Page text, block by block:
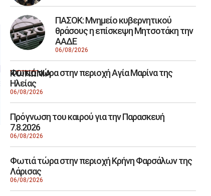
ΠΑΣΟΚ: Μνημείο κυβερνητικού
θράσους η επίσκεψη Μητσοτάκη την
ΑΑΔΕ
06/08/2026
ΚΟΙΝΩΝΙΑ
Φωτιά τώρα στην περιοχή Αγία Μαρίνα της
Ηλείας
06/08/2026
Πρόγνωση του καιρού για την Παρασκευή
7.8.2026
06/08/2026
Φωτιά τώρα στην περιοχή Κρήνη Φαρσάλων της
Λάρισας
06/08/2026